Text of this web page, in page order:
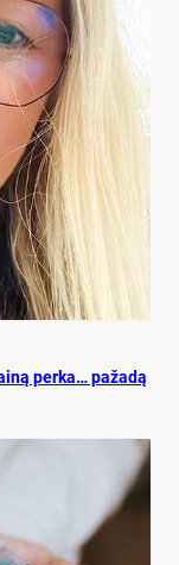
per­ka… pa­ža­dą